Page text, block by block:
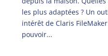
les plus adaptées ? Un
intérêt de Claris
pouvoir...